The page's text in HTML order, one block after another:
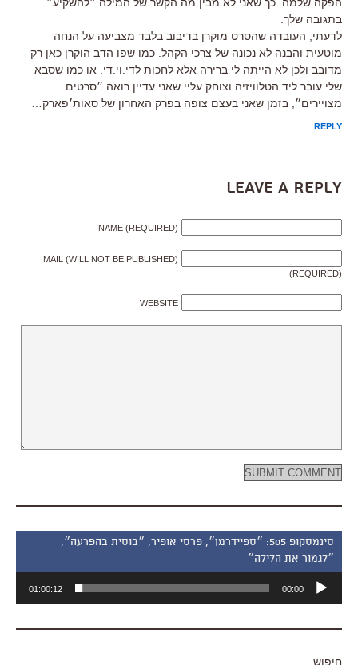
בתגובה שלך.
לדעתי, העובדה שהסרט מוקרן בדיבוב בלבד מצביעה על הנחה
מוטעית והבנה לא נכונה של צרכי הקהל. כמו שפו הדב הוקרן כאן רק
מדובב ולכן לא הייתה לי ברירה אלא לחכות לדי.וי.די. או כמו שסבא
שלי עובר ליד הטלוויזיה וצוחק עליי שאני עדיין רואה ״סרטים
מצויירים״, בזמן שאני בעצם צופה בפרק האחרון של סאות׳פארק…
REPLY
Leave a Reply
NAME (REQUIRED)
MAIL (WILL NOT BE PUBLISHED)
(REQUIRED)
WEBSITE
סינמסקופ 505: ״ספיידרמן״, פרסי אופיר, ״בוסית בהפרעה״,
״לגמור את הלילה״
אודיו
00:00
01:00:12
חיפוש